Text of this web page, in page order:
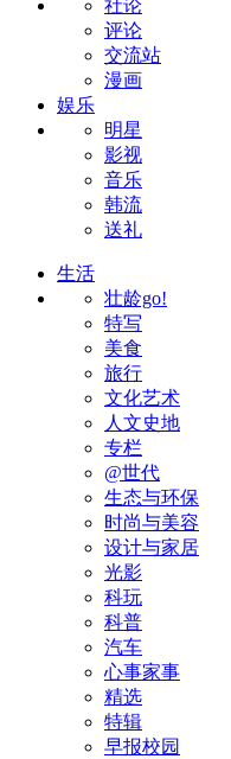
社论
评论
交流站
漫画
娱乐
明星
影视
音乐
韩流
送礼
生活
壮龄go!
特写
美食
旅行
文化艺术
人文史地
专栏
@世代
生态与环保
时尚与美容
设计与家居
光影
科玩
科普
汽车
心事家事
精选
特辑
早报校园